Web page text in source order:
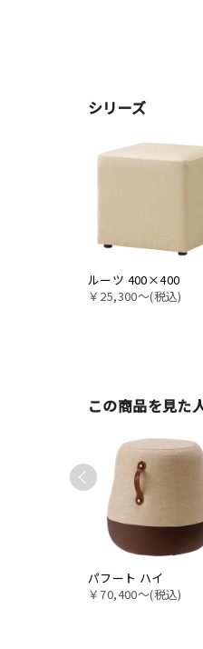
シリーズ
ルーツ 400×400
￥25,300〜(税込)
この商品を見た
パフート ハイ
￥70,400〜(税込)